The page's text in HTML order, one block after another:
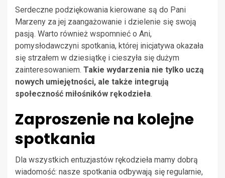
Serdeczne podziękowania kierowane są do Pani
Marzeny za jej zaangażowanie i dzielenie się swoją
pasją. Warto również wspomnieć o Ani,
pomysłodawczyni spotkania, której inicjatywa okazała
się strzałem w dziesiątkę i cieszyła się dużym
zainteresowaniem. Takie wydarzenia nie tylko uczą
nowych umiejętności, ale także integrują
społeczność miłośników rękodzieła.
Zaproszenie na kolejne
spotkania
Dla wszystkich entuzjastów rękodzieła mamy dobrą
wiadomość: nasze spotkania odbywają się regularnie,